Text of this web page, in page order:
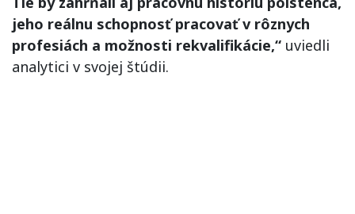
jeho reálnu schopnosť pracovať v rôznych
profesiách a možnosti rekvalifikácie,“ uviedli
analytici v svojej štúdii.